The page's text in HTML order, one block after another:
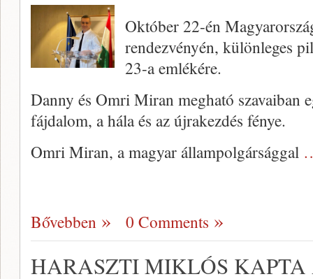
Október 22-én
rendezvényén, különleges
23-a emlékére.
Danny és Omri Miran megható szavaiban
fájdalom, a hála és az újrakezdés fénye.
Omri Miran, a magyar állampolgársággal
Bővebben 0 Comments
HARASZTI MIKLÓS